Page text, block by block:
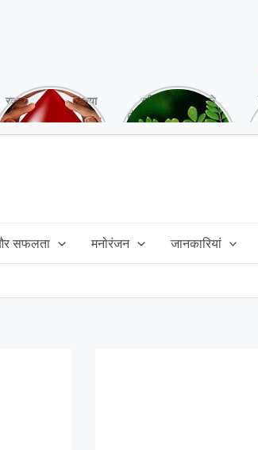
रक्तदान है ‘महादान’ क्या
आपने करवाया, स्वस्थ
गर्मियों में मिलने वाले
drumstick गुणों की खान
सफलता मनोरंजन जानकारियां